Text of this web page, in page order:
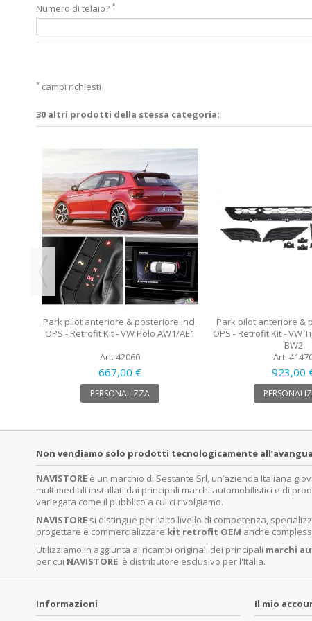
Numero di telaio? *
* campi richiesti
30 altri prodotti della stessa categoria:
Park pilot anteriore & posteriore incl.
OPS - Retrofit Kit - VW Polo AW1/AE1
Art. 42060
667,00 €
PERSONALIZZA
Park pilot anteriore &
OPS - Retrofit Kit - VW
BW2
Art.
923,00
Non vendiamo solo prodotti tecnologicamente
NAVISTORE è un marchio di Sestante Srl, un’azienda Italiana
multimediali installati dai principali marchi automobilistici e di
variegata come il pubblico a cui ci rivolgiamo.
NAVISTORE si distingue per l’alto livello di competenza,
progettare e commercializzare kit retrofit OEM anche
Utilizziamo in aggiunta ai ricambi originali dei principali marchi
per cui NAVISTORE è distributore esclusivo per l'Italia.
Informazioni Il mio